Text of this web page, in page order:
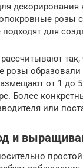
декорирования
розы
для
рассчитывают
розы
от 1 до 5
Более
или
и